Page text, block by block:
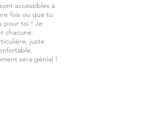
accessibles à
fois ou que tu
pour toi ! Je
chacune.
juste
sera génial !